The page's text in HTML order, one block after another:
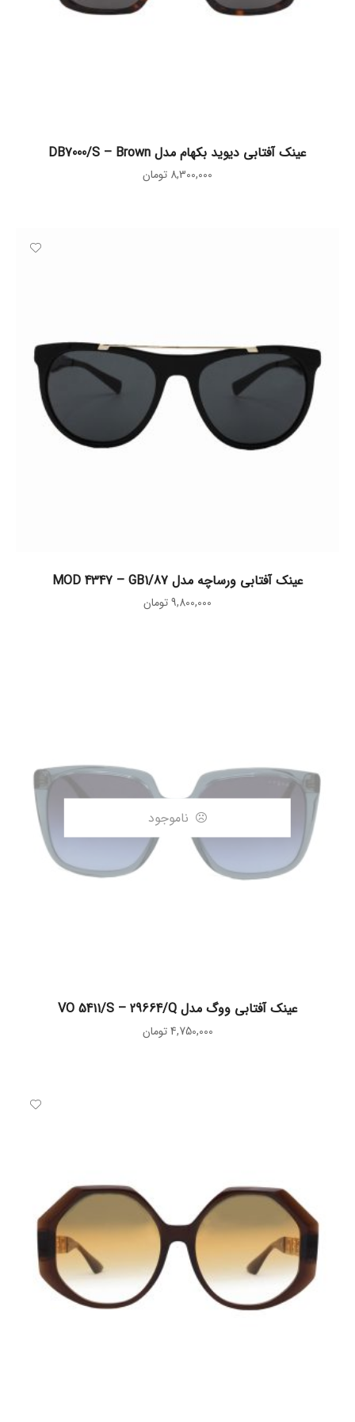
افزودن به سبد خرید
عینک آفتابی دیوید بکهام مدل DB7000/S – Brown
8,300,000 تومان
افزودن به سبد خرید
عینک آفتابی ورساچه مدل MOD 4347 – GB1/87
9,800,000تومان
ناموجود
اطلاعات بیشترعینک آفتابی ووگ مدل VO 5411/S – 29664/Q
4,750,000 تومان